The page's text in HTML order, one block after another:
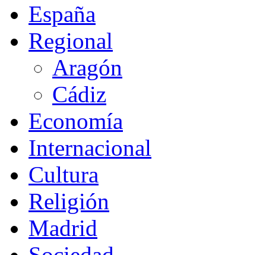
España
Regional
Aragón
Cádiz
Economía
Internacional
Cultura
Religión
Madrid